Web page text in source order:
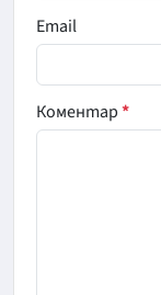
Email
Коментар*